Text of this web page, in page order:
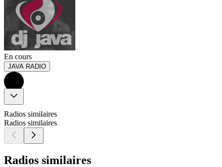
En cours
JAVA RADIO
Radios similaires
Radios similaires
Radios similaires